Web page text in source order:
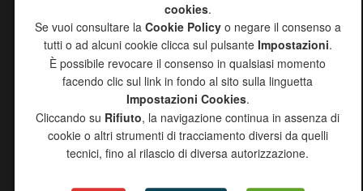
AZIENDA
PRODOTTI
RICERCA AGENTI
DOWNLOAD
NEWS
CONTATTI
COPYRIGHT DISCLAIMER
cookies.
Se vuoi consultare la Cookie Policyo negare il consenso a
tutti o ad alcuni cookie clicca sul pulsante Impostazioni.
È possibile revocare il consenso in qualsiasi momento
facendo clic sul link in fondo al sito sulla linguetta
Impostazioni Cookies.
Cliccando su Rifiuto, la navigazione continua in assenza di
cookie o altri strumenti di tracciamento diversi da quelli
tecnici, fino al rilascio di diversa autorizzazione.